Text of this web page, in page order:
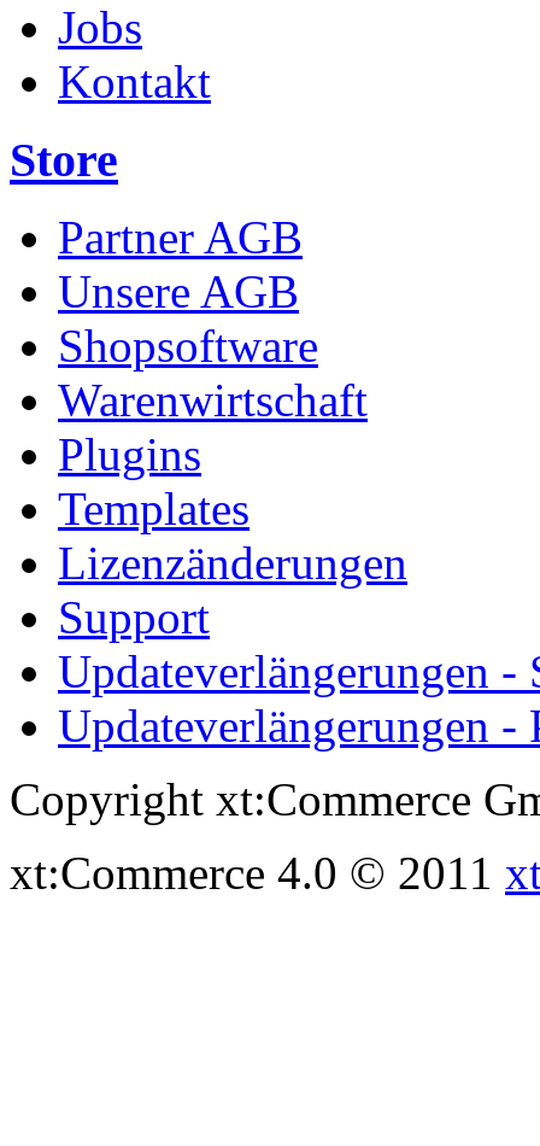
Jobs
Kontakt
Store
Partner AGB
Unsere AGB
Shopsoftware
Warenwirtschaft
Plugins
Templates
Lizenzänderungen
Support
Updateverlängerungen -
Updateverlängerungen -
Copyright xt:Commerce
xt:Commerce 4.0 © 2011